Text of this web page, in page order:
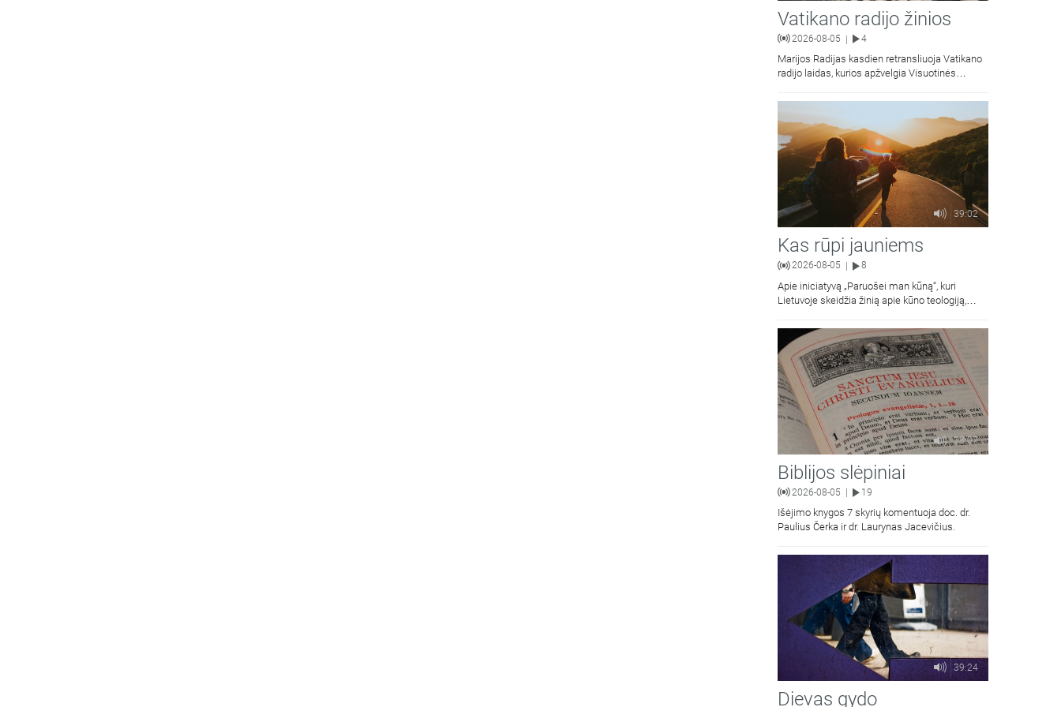
Vatikano radijo žinios
2026-08-05 | 4
Marijos Radijas kasdien retransliuoja Vatikano
radijo laidas, kurios apžvelgia Visuotinės
39:02
Kas rūpi jauniems
2026-08-05 8
Apie iniciatyvą „Paruošei man kūną“, kuri
Lietuvoje skeidžia žinią apie kūno teologiją,
jaunimas.
38:07
Biblijos slėpiniai
2026-08-05 19
Išėjimo knygos 7 skyrių komentuoja doc. dr.
Paulius Čerka ir dr. Laurynas Jacevičius.
39:24
Dievas gydo